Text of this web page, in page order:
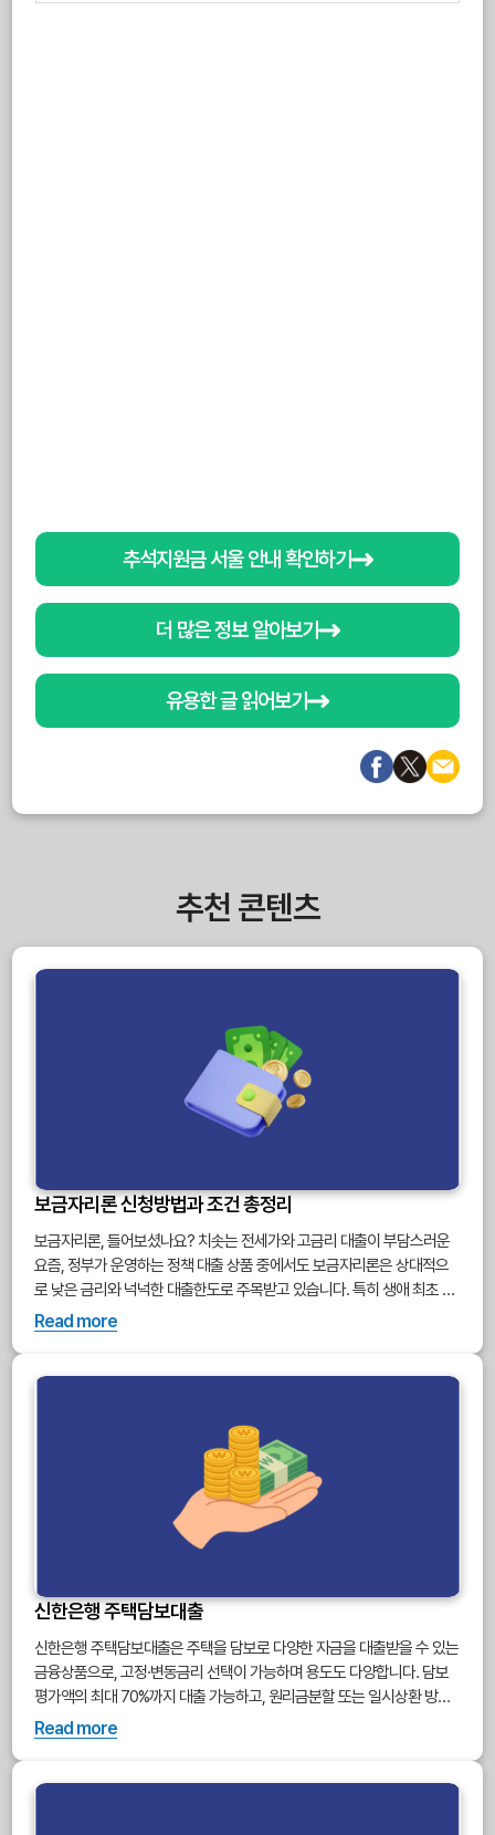
추석지원금 서울 안내 확인하기
더 많은 정보 알아보기
유용한 글 읽어보기
추천 콘텐츠
보금자리론 신청방법과 조건 총정리
보금자리론, 들어보셨나요? 치솟는 전세가와 고금리 대출이 부담스러운
요즘, 정부가 운영하는 정책 대출 상품 중에서도 보금자리론은 상대적으
로 낮은 금리와 넉넉한 대출한도로 주목받고 있습니다. 특히 생애 최초 주
택 구입자, 무주택 세대주에게 최대 6억원까지 대출이 가능하며, 고정금
리로 안정적인 상환 계획도 세울 수 있다는 점에서 큰 장점이 있습니다. 오
드릴게요. 3분만 집중해 읽어보신다면 내 집 마련의 가능성을 한층 더 현
Read more
신한은행 주택담보대출
신한은행 주택담보대출은 주택을 담보로 다양한 자금을 대출받을 수 있는
금융상품으로, 고정·변동금리 선택이 가능하며 용도도 다양합니다. 담보
평가액의 최대 70%까지 대출 가능하고, 원리금분할 또는 일시상환 방식
중 선택할 수 있습니다. 신한 쏠(SOL) 앱 또는 지점에서 신청할 수 있습니
다.
Read more